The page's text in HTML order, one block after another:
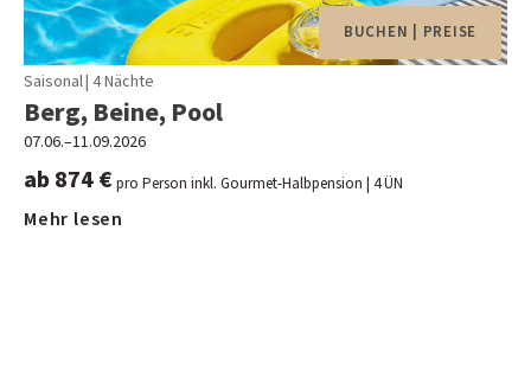
Wöchentlicher Sektempfang
Verleih von Nordic-Walking- oder Wanderstöcken sowie
Schneeschuhen und Rucksäcken
Greenfee-Ermäßigung auf 16 Golfplätzen in der
Umgebung
Transfer vom und zum Bahnhof Oberstaufen bei
Anreise bzw. Abreise mit der Bahn
BUCHEN | PREISE
Saisonal| 4 Nächte
Berg, Beine, Pool
07.06.–11.09.2026
ab 874 €pro Person inkl. Gourmet-Halbpension | 4 ÜN
Mehr lesen